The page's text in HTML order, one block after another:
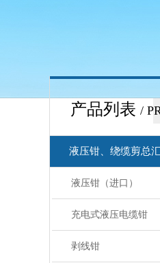
产品列表 /
液压钳、绕缆剪总汇
液压钳（进口）
充电式液压电缆钳
剥线钳